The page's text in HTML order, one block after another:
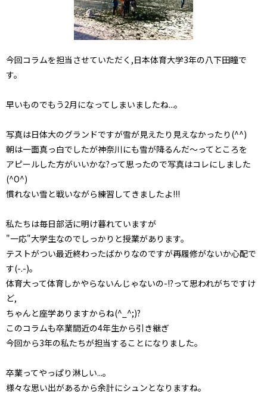
今回コラムを担当させていただく,日本体育大学3年の八下田瞳で
す。
早いものでもう2月になってしまいましたね...。
写真は日体大のグランドですが雪が見えたり見えなかったり(^^)
朝は一面真っ白でしたが神奈川にも雪が降るんだ～ってところを
アピールした方がいいかな?って思ったので写真はコレにしました
(^O^)
慣れない雪と戦いながら練習してきましたよ!!!
私たちは毎日部活に明け暮れていますが
"一応"大学生なのでしっかりと授業があります。
テストがつい最近終わったばかりなのですが再履修がないか心配で
す(-.-)。
体育大って体育しかやらないんじゃないの-!?って思われがちですけ
ど,
ちゃんと座学ありますからね(^_^;)?
このコラムも卒業間近の4年生から引き継ぎ
今回から3年の私たちが担当することになりました。
卒業ってやっぱり淋しい...。
様々な思い出があるから余計にシュンとなりますね。